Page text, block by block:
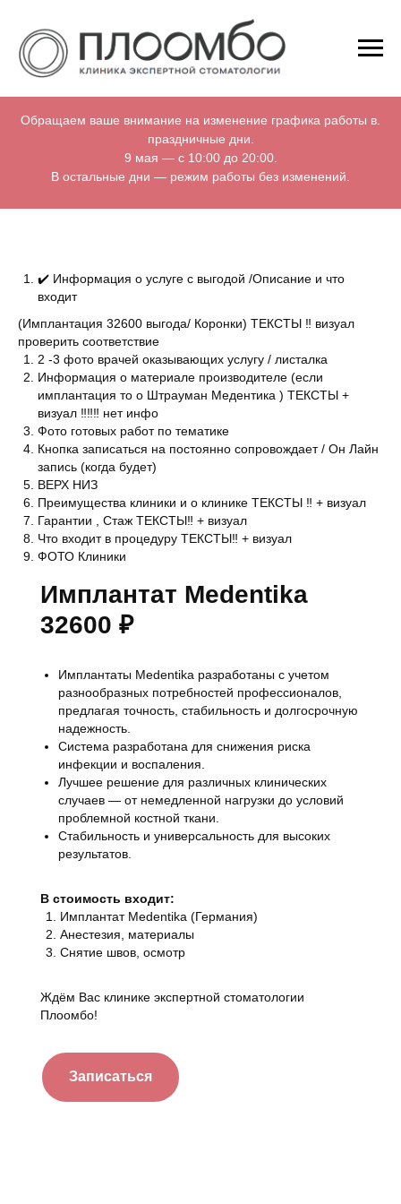
Обращаем ваше внимание на изменение графика работы в.
праздничные дни.
9 мая — с 10:00 до 20:00.
В остальные дни — режим работы без изменений.
✔️ Информация о услуге с выгодой /Описание и что
входит
(Имплантация 32600 выгода/ Коронки) ТЕКСТЫ ‼️ визуал
проверить соответствие
2 -3 фото врачей оказывающих услугу / листалка
Информация о материале производителе (если
имплантация то о Штрауман Медентика ) ТЕКСТЫ +
визуал ‼️‼️‼️ нет инфо
Фото готовых работ по тематике
Кнопка записаться на постоянно сопровождает / Он Лайн
запись (когда будет)
ВЕРХ НИЗ
Преимущества клиники и о клинике ТЕКСТЫ ‼️ + визуал
Гарантии , Стаж ТЕКСТЫ‼️ + визуал
Что входит в процедуру ТЕКСТЫ‼️ + визуал
ФОТО Клиники
Имплантат Medentika
32600 ₽
Имплантаты Medentika разработаны с учетом
разнообразных потребностей профессионалов,
предлагая точность, стабильность и долгосрочную
надежность.
Система разработана для снижения риска
инфекции и воспаления.
Лучшее решение для различных клинических
случаев — от немедленной нагрузки до условий
проблемной костной ткани.
Стабильность и универсальность для высоких
результатов.
В стоимость входит:
Имплантат Medentika (Германия)
Анестезия, материалы
Снятие швов, осмотр
Ждём Вас клинике экспертной стоматологии
Плоомбо!
Записаться